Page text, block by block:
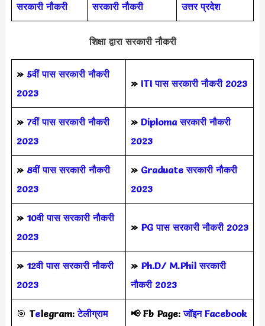
सरकारी नौकरी
सरकारी नौकरी
उत्तर प्रदेश
शिक्षा द्वारा सरकारी नौकरी
» 5वीं पास सरकारी नौकरी
2023
» ITI पास सरकारी नौकरी 2023
» 7वीं पास सरकारी नौकरी
2023
» Diploma सरकारी नौकरी
2023
» 8वीं पास सरकारी नौकरी
2023
» Graduate सरकारी नौकरी
2023
» 10वी पास सरकारी नौकरी
2023
» PG पास सरकारी नौकरी 2023
» 12वी पास सरकारी नौकरी
2023
» Ph.D/ M.Phil सरकारी
नौकरी 2023
🎯 Telegram: टेलीग्राम
📢 Fb Page:जॉइन Facebook